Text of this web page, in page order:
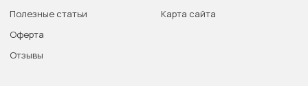
Полезные статьи
Оферта
Отзывы
Карта сайта